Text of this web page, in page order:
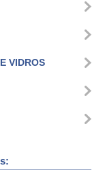
VIDROS